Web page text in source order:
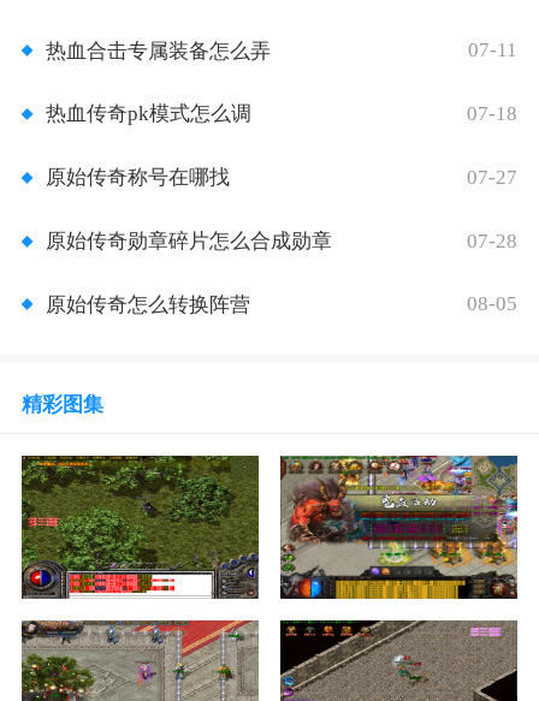
热血合击专属装备怎么弄 07-11
热血传奇pk模式怎么调 07-18
原始传奇称号在哪找 07-27
原始传奇勋章碎片怎么合成勋章 07-28
原始传奇怎么转换阵营 08-05
精彩图集